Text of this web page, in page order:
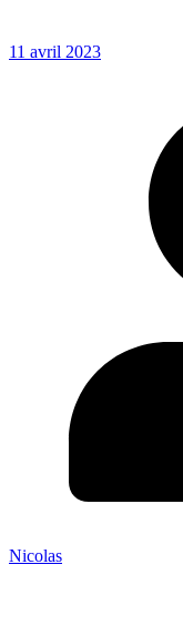
11 avril 2023
Nicolas